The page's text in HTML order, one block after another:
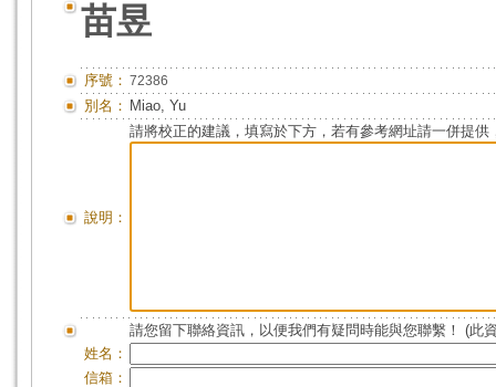
苗昱
序號： 72386
別名： Miao, Yu
說明：
請將校正的建議，填寫於下方，若有參考網址請一併提供
請您留下聯絡資訊，以便我們有疑問時能與您聯繫！ (此
姓名：
信箱：